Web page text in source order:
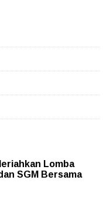
Lomba
SGM Bersama